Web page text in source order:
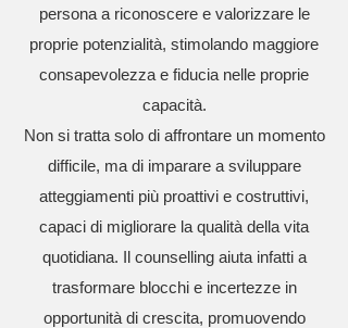
persona a riconoscere e valorizzare le
proprie potenzialità, stimolando maggiore
consapevolezza e fiducia nelle proprie
capacità.
Non si tratta solo di affrontare un momento
difficile, ma di imparare a sviluppare
atteggiamenti più proattivi e costruttivi,
capaci di migliorare la qualità della vita
quotidiana. Il counselling aiuta infatti a
trasformare blocchi e incertezze in
opportunità di crescita, promuovendo